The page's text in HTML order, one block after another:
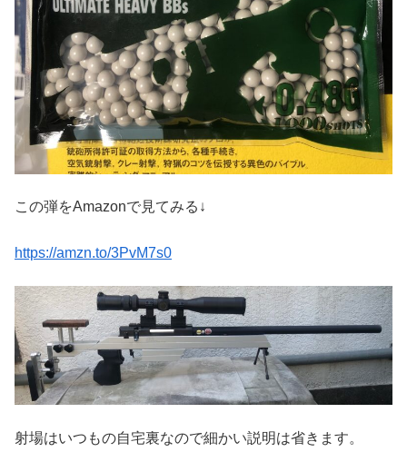
この弾をAmazonで見てみる↓
https://amzn.to/3PvM7s0
射場はいつもの自宅裏なので細かい説明は省きます。